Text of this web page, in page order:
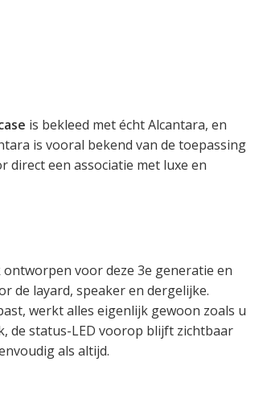
is bekleed met écht Alcantara, en
is vooral bekend van de toepassing
direct een associatie met luxe en
ontworpen voor deze 3e generatie en
de layard, speaker en dergelijke.
werkt alles eigenlijk gewoon zoals u
de status-LED voorop blijft zichtbaar
als altijd.